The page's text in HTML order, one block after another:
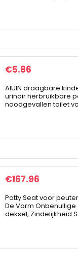
€5.86
AIUIN draagbare
urinoir herbruikbare
noodgevallen toilet
€167.96
Potty Seat voor
De Vorm
deksel, Zindelijkheid